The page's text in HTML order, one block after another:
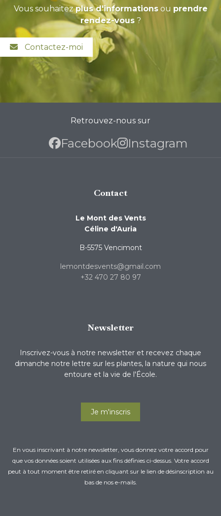
Vous souhaitezplus d'informationsou prendre
rendez-vous?
Contactez-moi
Retrouvez-nous sur
Facebook Instagram
Contact
Le Mont des Vents
Céline d'Auria
B-5575 Vencimont
lemontdesvents@gmail.com
+32 470 27 80 97
Newsletter
Inscrivez-vous à notre newsletter et recevez chaque
dimanche notre lettre sur les plantes, la nature qui nous
entoure et la vie de l'École.
Je m'inscris
En vous inscrivant à notre newsletter, vous donnez votre accord pour
que vos données soient utilisées aux fins définies ci-dessus. Votre accord
peut à tout moment être retiré en cliquant sur le lien de désinscription au
bas de nos e-mails.